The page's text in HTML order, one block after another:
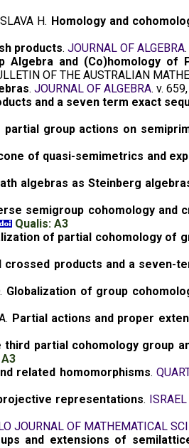
H. Homology and
products. JOURNAL OF ALGEBRA
Algebra and (Co)homology of
OF THE AUSTRALIAN
. JOURNAL OF ALGEBRA. v.
and a seven term exact
partial group actions on
of quasi-semimetrics and
algebras as Steinberg
semigroup cohomology
Qualis: A3
of partial cohomology of
crossed products and a seven-
Globalization of group
Partial actions and proper
third partial cohomology group
related homomorphisms.
representations.
JOURNAL OF MATHEMATICAL
and extensions of